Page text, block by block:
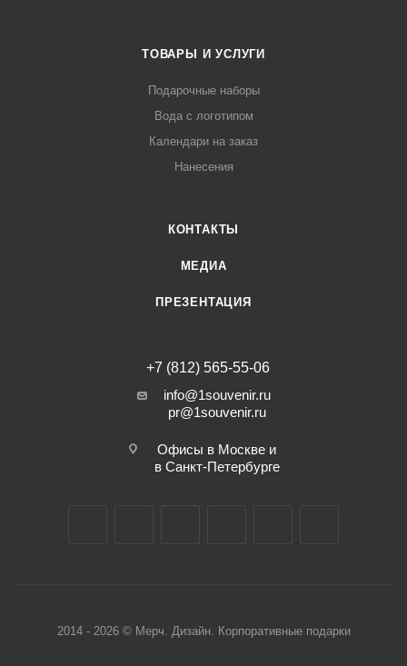
ТОВАРЫ И УСЛУГИ
Подарочные наборы
Вода с логотипом
Календари на заказ
Нанесения
КОНТАКТЫ
МЕДИА
ПРЕЗЕНТАЦИЯ
+7 (812) 565-55-06
info@1souvenir.ru
pr@1souvenir.ru
Офисы в Москве и
в Санкт-Петербурге
2014 - 2026 © Мерч. Дизайн. Корпоративные подарки